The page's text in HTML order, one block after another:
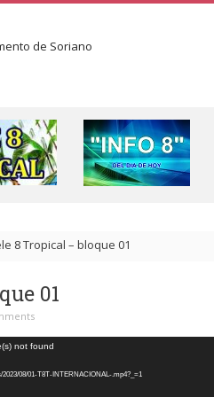
8 Tropical – bloque 01
01
not found
08/01-T8T-INTERNACIONAL-.mp4?_=1